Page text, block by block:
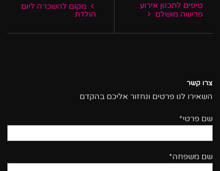
מקום להשכרה ליום
הולדת
טיפים לתכנון אירוע
פרישה מושלם
צרו קשר
השאירו לנו פרטים ונחזור אליכם בהקדם
שם פרטי*
שם משפחה*